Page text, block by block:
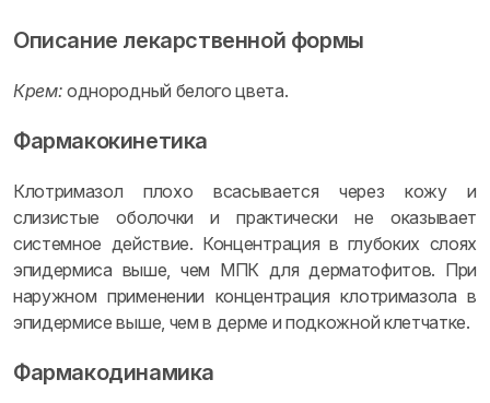
Описание лекарственной формы
Крем: однородный белого цвета.
Фармакокинетика
Клотримазол плохо всасывается через кожу и
слизистые оболочки и практически не оказывает
системное действие. Концентрация в глубоких слоях
эпидермиса выше, чем МПК для дерматофитов. При
наружном применении концентрация клотримазола в
эпидермисе выше, чем в дерме и подкожной клетчатке.
Фармакодинамика